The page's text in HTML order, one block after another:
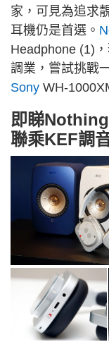
家，可見為追求
耳機仍是首選。
Headphone (1)
調業，嘗試挑戰
Sony WH-
即睇
聯乘KEF調